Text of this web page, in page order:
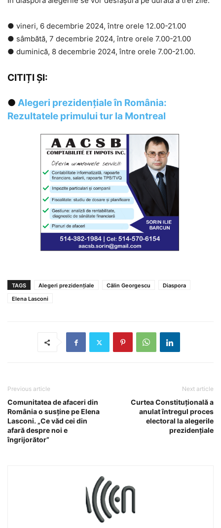
● vineri, 6 decembrie 2024, între orele 12.00-21.00
● sâmbătă, 7 decembrie 2024, între orele 7.00-21.00
● duminică, 8 decembrie 2024, între orele 7.00-21.00.
CITIȚI ȘI:
● Alegeri prezidențiale în România:
Rezultatele primului tur la Montreal
TAGS Alegeri prezidențiale Călin Georgescu
Diaspora
Elena Lasconi
Previous article
Comunitatea de afaceri din
România o susține pe Elena
Lasconi. „Ce văd cei din
afară despre noi e
îngrijorător”
Next article
Curtea Constituțională a
anulat întregul proces
electoral la alegerile
prezidențiale